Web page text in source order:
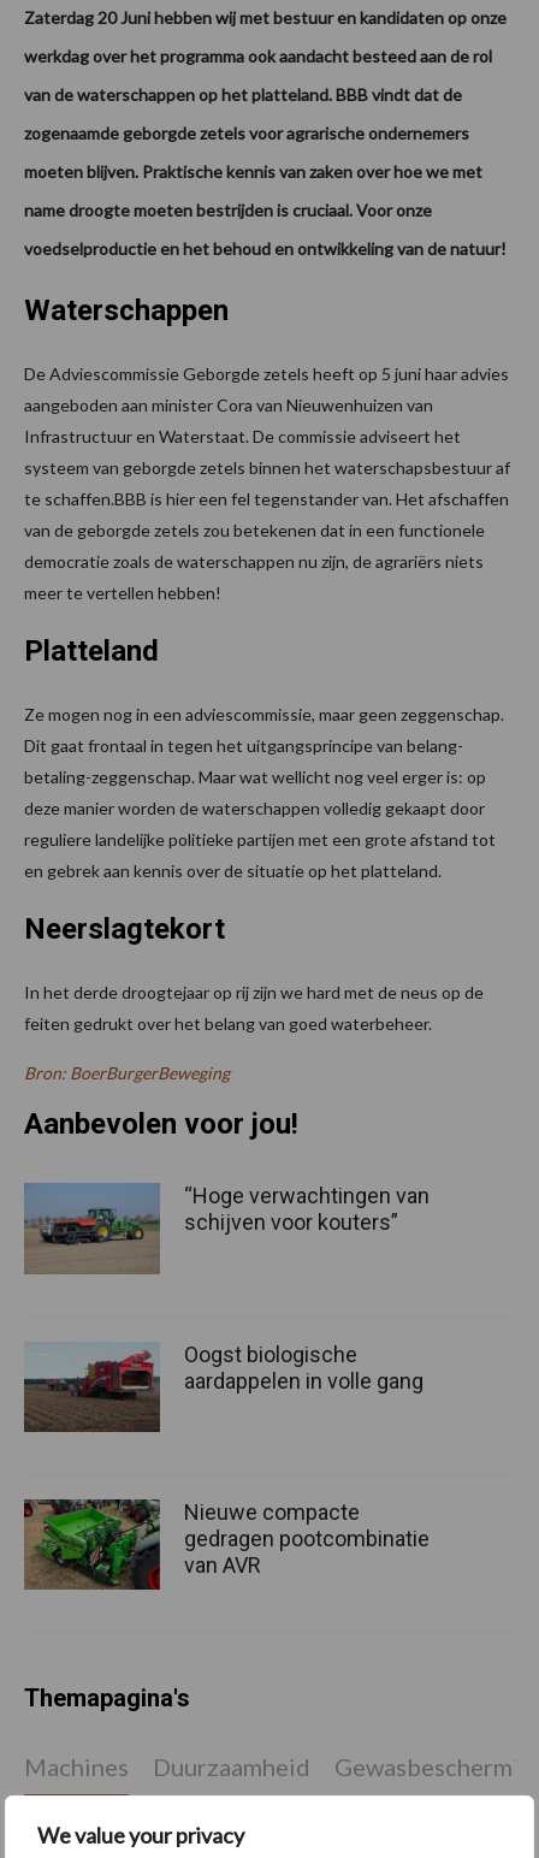
We value your privacy
Zaterdag 20 Juni hebben wij met bestuur en kandidaten op onze
werkdag over het programma ook aandacht besteed aan de rol
van de waterschappen op het platteland. BBB vindt dat de
zogenaamde geborgde zetels voor agrarische ondernemers
moeten blijven. Praktische kennis van zaken over hoe we met
name droogte moeten bestrijden is cruciaal. Voor onze
voedselproductie en het behoud en ontwikkeling van de natuur!
Waterschappen
De Adviescommissie Geborgde zetels heeft op 5 juni haar advies
aangeboden aan minister Cora van Nieuwenhuizen van
Infrastructuur en Waterstaat. De commissie adviseert het
systeem van geborgde zetels binnen het waterschapsbestuur af
te schaffen.BBB is hier een fel tegenstander van. Het afschaffen
van de geborgde zetels zou betekenen dat in een functionele
democratie zoals de waterschappen nu zijn, de agrariërs niets
meer te vertellen hebben!
Platteland
Ze mogen nog in een adviescommissie, maar geen zeggenschap.
Dit gaat frontaal in tegen het uitgangsprincipe van belang-
betaling-zeggenschap. Maar wat wellicht nog veel erger is: op
deze manier worden de waterschappen volledig gekaapt door
reguliere landelijke politieke partijen met een grote afstand tot
en gebrek aan kennis over de situatie op het platteland.
Neerslagtekort
In het derde droogtejaar op rij zijn we hard met de neus op de
feiten gedrukt over het belang van goed waterbeheer.
Bron: BoerBurgerBeweging
Aanbevolen voor jou!
“Hoge verwachtingen van
schijven voor kouters”
Oogst biologische
aardappelen in volle gang
Nieuwe compacte
gedragen pootcombinatie
van AVR
Themapagina's
Machines Duurzaamheid